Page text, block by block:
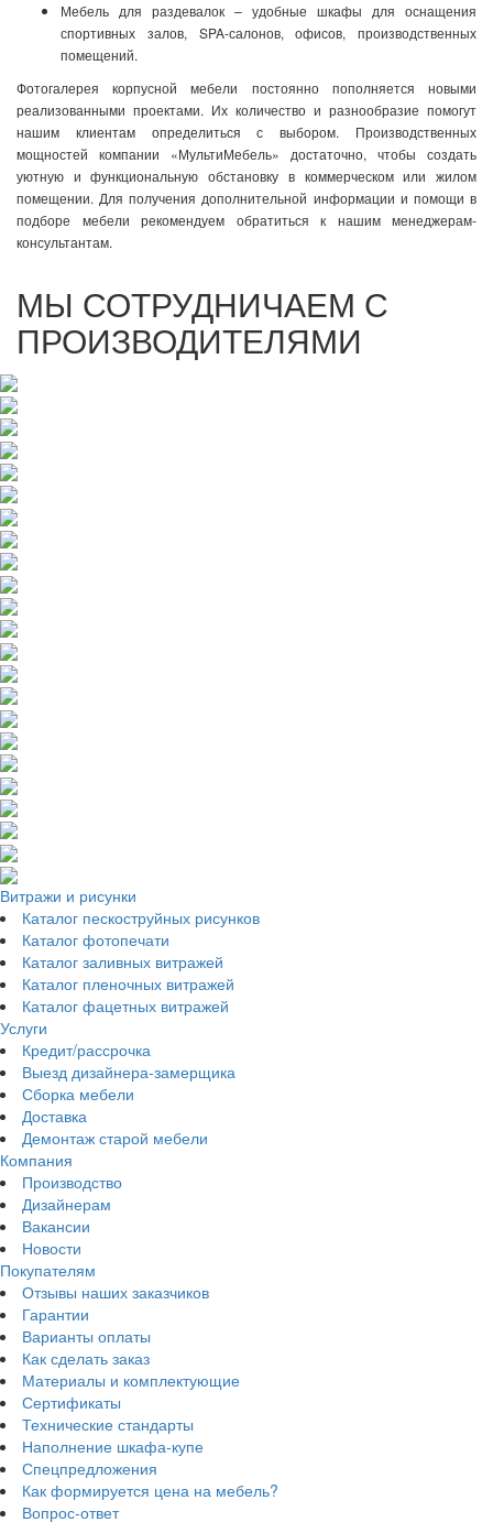
Мебель для раздевалок – удобные шкафы для оснащения
спортивных залов, SPA-салонов, офисов, производственных
помещений.
Фотогалерея корпусной мебели постоянно пополняется новыми
реализованными проектами. Их количество и разнообразие помогут
нашим клиентам определиться с выбором. Производственных
мощностей компании «МультиМебель» достаточно, чтобы создать
уютную и функциональную обстановку в коммерческом или жилом
помещении. Для получения дополнительной информации и помощи в
подборе мебели рекомендуем обратиться к нашим менеджерам-
консультантам.
МЫ СОТРУДНИЧАЕМ С
ПРОИЗВОДИТЕЛЯМИ
Витражи и рисунки
Каталог пескоструйных рисунков
Каталог фотопечати
Каталог заливных витражей
Каталог пленочных витражей
Каталог фацетных витражей
Услуги
Кредит/рассрочка
Выезд дизайнера-замерщика
Сборка мебели
Доставка
Демонтаж старой мебели
Компания
Производство
Дизайнерам
Вакансии
Новости
Покупателям
Отзывы наших заказчиков
Гарантии
Варианты оплаты
Как сделать заказ
Материалы и комплектующие
Сертификаты
Технические стандарты
Наполнение шкафа-купе
Спецпредложения
Как формируется цена на мебель?
Вопрос-ответ